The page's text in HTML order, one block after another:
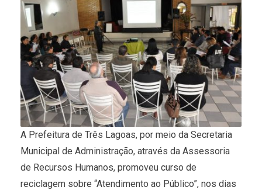
A Prefeitura de Três Lagoas, por meio da Secretaria
Municipal de Administração, através da Assessoria
de Recursos Humanos, promoveu curso de
reciclagem sobre “Atendimento ao Público”, nos dias